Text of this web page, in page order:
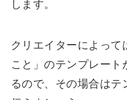
します。
クリエイターによって
こと」のテンプレート
るので、その場合はテ